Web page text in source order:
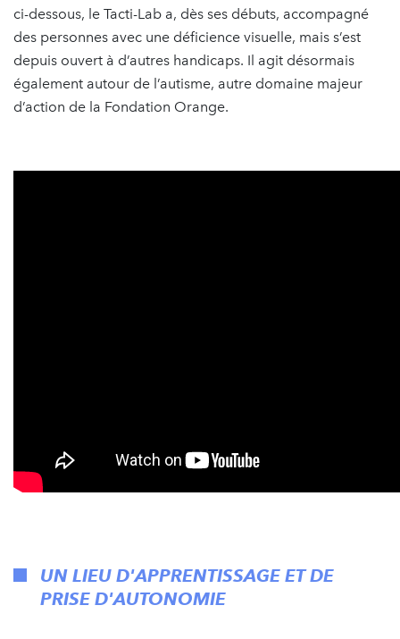
ci-dessous, le Tacti-Lab a, dès ses débuts, accompagné
des personnes avec une déficience visuelle, mais s’est
depuis ouvert à d’autres handicaps. Il agit désormais
également autour de l’autisme, autre domaine majeur
d’action de la Fondation Orange.
UN LIEU D'APPRENTISSAGE ET DE
PRISE D'AUTONOMIE